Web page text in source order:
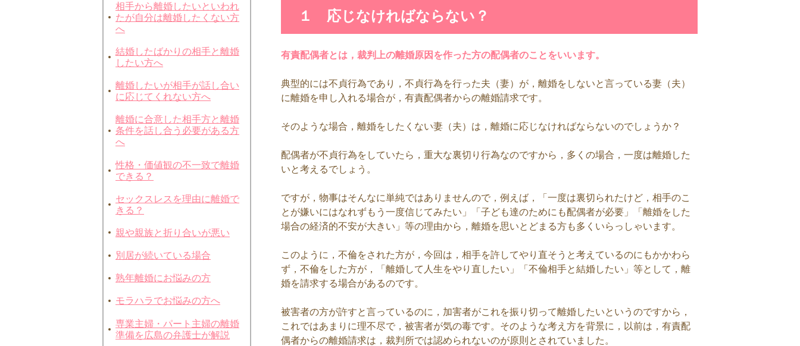
相手から離婚したいといわれ
たが自分は離婚したくない方
へ
結婚したばかりの相手と離婚
したい方へ
離婚したいが相手が話し合い
に応じてくれない方へ
離婚に合意した相手方と離婚
条件を話し合う必要がある方
へ
性格・価値観の不一致で離婚
できる？
セックスレスを理由に離婚で
きる？
親や親族と折り合いが悪い
別居が続いている場合
熟年離婚にお悩みの方
モラハラでお悩みの方へ
専業主婦・パート主婦の離婚
準備を広島の弁護士が解説
１ 応じなければならない？
有責配偶者とは，裁判上の離婚原因を作った方の配偶者のことをいいます。
典型的には不貞行為であり，不貞行為を行った夫（妻）が，離婚をしないと言っている妻（夫）
に離婚を申し入れる場合が，有責配偶者からの離婚請求です。
そのような場合，離婚をしたくない妻（夫）は，離婚に応じなければならないのでしょうか？
配偶者が不貞行為をしていたら，重大な裏切り行為なのですから，多くの場合，一度は離婚した
いと考えるでしょう。
ですが，物事はそんなに単純ではありませんので，例えば，「一度は裏切られたけど，相手のこ
とが嫌いにはなれずもう一度信じてみたい」「子ども達のためにも配偶者が必要」「離婚をした
場合の経済的不安が大きい」等の理由から，離婚を思いとどまる方も多くいらっしゃいます。
このように，不倫をされた方が，今回は，相手を許してやり直そうと考えているのにもかかわら
ず，不倫をした方が，「離婚して人生をやり直したい」「不倫相手と結婚したい」等として，離
婚を請求する場合があるのです。
被害者の方が許すと言っているのに，加害者がこれを振り切って離婚したいというのですから，
これではあまりに理不尽で，被害者が気の毒です。そのような考え方を背景に，以前は，有責配
偶者からの離婚請求は，裁判所では認められないのが原則とされていました。